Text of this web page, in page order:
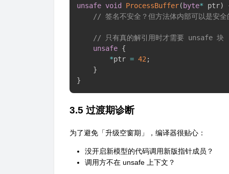
unsafe void ProcessBuffer( byte* ptr)
// 签名不安全？但方法体内部可以是安全
// 只有真的解引用时才需要 unsafe 块
unsafe {
*ptr = 42;
}
}
3.5 过渡期诊断
为了避免「升级空窗期」，编译器很贴心：
没开启新模型的代码调用新版指针成员？
调用方不在 unsafe 上下文？